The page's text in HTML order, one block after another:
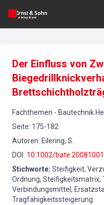
Der Einfluss von
Fachthemen - Bautechnik
Seite: 175-182
Autoren: Eilering, S.
DOI : 10.1002/
Stichworte: Steifigkeit,
Ordnung, Steifigkeitsmatrix,
Verbindungsmittel,
Tragfähigkeitssteigerung